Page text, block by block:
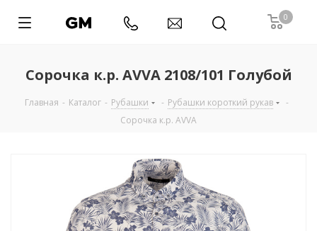
0
Сорочка к.р. AVVA 2108/101 Голубой
Главная - Каталог - Рубашки - Рубашки короткий рукав
-
Сорочка к.р. AVVA